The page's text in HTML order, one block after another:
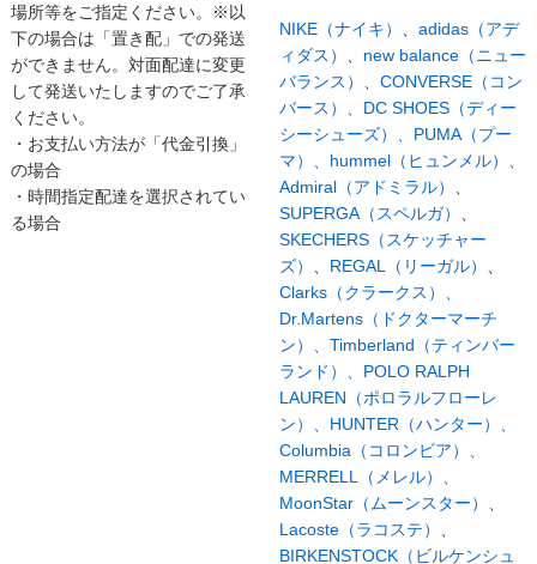
場所等をご指定ください。※以
下の場合は「置き配」での発送
ができません。対面配達に変更
して発送いたしますのでご了承
ください。
・お支払い方法が「代金引換」
の場合
・時間指定配達を選択されてい
る場合
NIKE（ナイキ） 、 adidas（アデ
ィダス） 、 new balance（ニュー
バランス） 、 CONVERSE（コン
バース）、 DC SHOES（ディー
シーシューズ）、 PUMA（プー
マ）、 hummel（ヒュンメル）、
Admiral（アドミラル） 、
SUPERGA（スペルガ） 、
SKECHERS（スケッチャー
ズ） 、 REGAL（リーガル） 、
Clarks（クラークス）、
Dr.Martens（ドクターマーチ
ン）、 Timberland（ティンバー
ランド）、 POLO RALPH
LAUREN（ポロラルフローレ
ン）、 HUNTER（ハンター）、
Columbia（コロンビア）、
MERRELL（メレル）、
MoonStar（ムーンスター） 、
Lacoste（ラコステ） 、
BIRKENSTOCK（ビルケンシュ